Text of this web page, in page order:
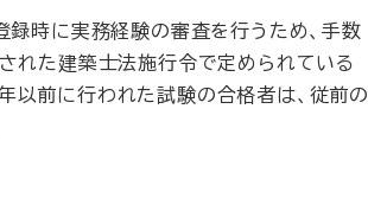
時に実務経験の審査を行うため、手数
た建築士法施行令で定められている
以前に行われた試験の合格者は、従前の